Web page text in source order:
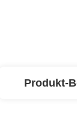
Produkt-